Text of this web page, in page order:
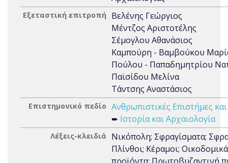
Εξεταστική επιτροπή
Βελένης Γεώργιος
Μέντζος Αριστοτέλης
Σέμογλου Αθανάσιος
Καμπούρη - Βαμβούκου
Πούλου - Παπαδημητρίου
Παϊσίδου Μελίνα
Τάντσης Αναστάσιος
Επιστημονικό πεδίο Ανθρωπιστικές Επιστήμες
➨ Ιστορία και Αρχαιολογία
Λέξεις-κλειδιά
Νικόπολη; Σφραγίσματα;
Πλίνθοι; Κέραμοι; Οικοδομικά